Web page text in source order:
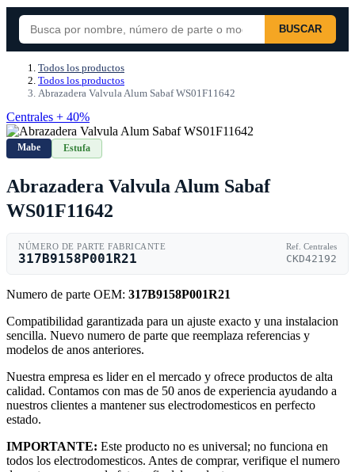
BUSCAR
Todos los productos
Todos los productos
Abrazadera Valvula Alum Sabaf WS01F11642
Centrales + 40%
Mabe Estufa
Abrazadera Valvula Alum Sabaf
WS01F11642
NÚMERO DE PARTE FABRICANTE
317B9158P001R21
Ref. Centrales
CKD42192
Numero de parte OEM: 317B9158P001R21
Compatibilidad garantizada para un ajuste exacto y una instalacion
sencilla. Nuevo numero de parte que reemplaza referencias y
modelos de anos anteriores.
Nuestra empresa es lider en el mercado y ofrece productos de alta
calidad. Contamos con mas de 50 anos de experiencia ayudando a
nuestros clientes a mantener sus electrodomesticos en perfecto
estado.
IMPORTANTE: Este producto no es universal; no funciona en
todos los electrodomesticos. Antes de comprar, verifique el numero